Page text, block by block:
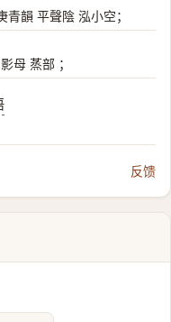
韻 平聲陰 泓小空；
母 蒸部 ；
反馈